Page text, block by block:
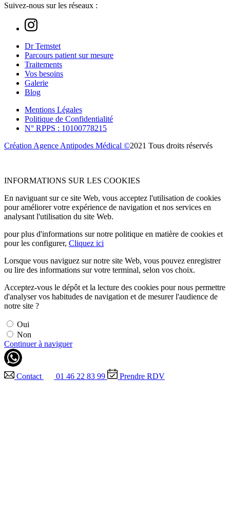
Suivez-nous sur les réseaux :
Dr Temstet
Parcours patient sur mesure
Traitements
Vos besoins
Galerie
Blog
Mentions Légales
Politique de Confidentialité
N° RPPS : 10100778215
Création Agence Antipodes Médical ©2021 Tous droits réservés
INFORMATIONS SUR LES COOKIES
En naviguant sur ce site Web, vous acceptez l'utilisation de cookies
pour améliorer votre expérience de navigation et nos services en
analysant l'utilisation du site Web.
pour plus d'informations sur notre politique en matière de cookies et
pour les configurer, Cliquez ici
Lorsque vous naviguez sur notre site Web, vous pouvez enregistrer
ou lire des informations sur votre terminal, selon vos choix.
Acceptez-vous le dépôt et la lecture des cookies pour nous permettre
d'analyser vos habitudes de navigation et de mesurer l'audience de
notre site ?
Oui
Non
Continuer à naviguer
Contact 01 46 22 83 99 Prendre RDV